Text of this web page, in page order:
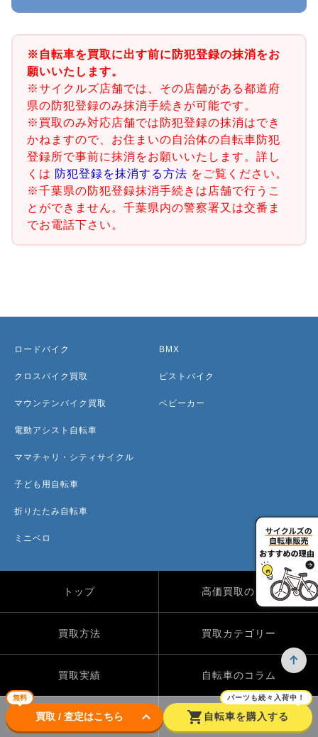
※自転車を買取に出す前に防犯登録の抹消をお
願いいたします。
※サイクルズ店舗では、その店舗がある都道府
県の防犯登録のみ抹消手続きが可能です。
※買取のみ対応店舗では防犯登録の抹消はでき
かねますので、お住まいの自治体の自転車防犯
登録所で事前に抹消をお願いいたします。詳し
くは 防犯登録を抹消する方法 をご覧ください。
※千葉県の防犯登録抹消手続きは店舗で行うこ
とができません。千葉県内の警察署又は交番ま
でお電話下さい。
無料
買取 / 査定はこちら keyboard_arrow_down shopping_cart
パーツも続々入荷中！
自転車を購入する
ロードバイク
クロスバイク買取
マウンテンバイク買取
電動アシスト自転車
ママチャリ・シティサイクル
子ども用自転車
折りたたみ自転車
ミニベロ
BMX
ピストバイク
ベビーカー
トップ 高価買取のワケ
買取方法 買取カテゴリー
買取実績 自転車のコラム
店舗一覧 よくある質問